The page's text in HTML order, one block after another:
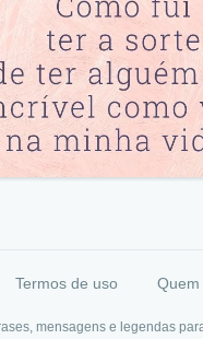
Termos de uso Quem
mensagens e legendas